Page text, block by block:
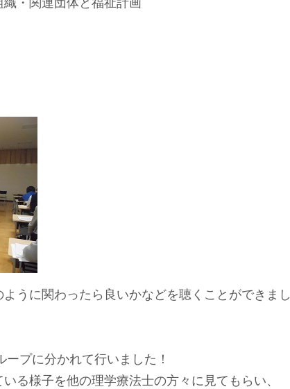
・関連団体と福祉計画
うに関わったら良いかなどを聴くことができまし
ープに分かれて行いました！
る様子を他の理学療法士の方々に見てもらい、